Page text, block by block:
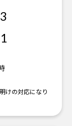
けの対応になり